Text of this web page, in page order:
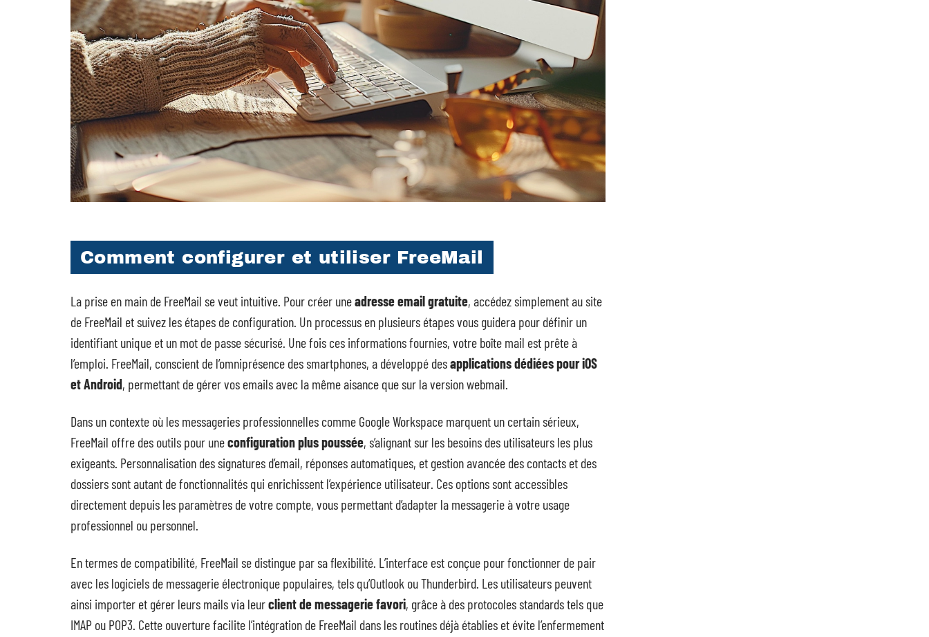
Comment configurer et utiliser FreeMail
La prise en main de FreeMail se veut intuitive. Pour créer uneadresse email gratuite, accédez simplement au site
de FreeMail et suivez les étapes de configuration. Un processus en plusieurs étapes vous guidera pour définir un
identifiant unique et un mot de passe sécurisé. Une fois ces informations fournies, votre boîte mail est prête à
l’emploi. FreeMail, conscient de l’omniprésence des smartphones, a développé desapplications dédiées pour iOS
et Android, permettant de gérer vos emails avec la même aisance que sur la version webmail.
Dans un contexte où les messageries professionnelles comme Google Workspace marquent un certain sérieux,
FreeMail offre des outils pour uneconfiguration plus poussée, s’alignant sur les besoins des utilisateurs les plus
exigeants. Personnalisation des signatures d’email, réponses automatiques, et gestion avancée des contacts et des
dossiers sont autant de fonctionnalités qui enrichissent l’expérience utilisateur. Ces options sont accessibles
directement depuis les paramètres de votre compte, vous permettant d’adapter la messagerie à votre usage
professionnel ou personnel.
En termes de compatibilité, FreeMail se distingue par sa flexibilité. L’interface est conçue pour fonctionner de pair
avec les logiciels de messagerie électronique populaires, tels qu’Outlook ou Thunderbird. Les utilisateurs peuvent
ainsi importer et gérer leurs mails via leurclient de messagerie favori, grâce à des protocoles standards tels que
IMAP ou POP3. Cette ouverture facilite l’intégration de FreeMail dans les routines déjà établies et évite l’enfermement